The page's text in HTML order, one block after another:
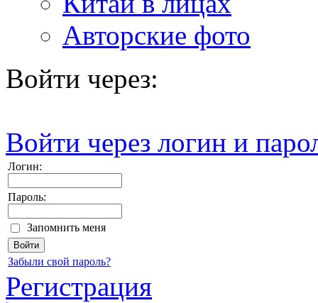
Авторские фото
Войти через:
Войти через логин и
Логин:
Пароль:
Запомнить меня
Забыли свой пароль?
Регистрация